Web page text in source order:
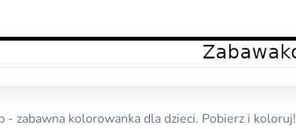
zabawna kolorowanka dla dzieci. Pobierz i koloruj!